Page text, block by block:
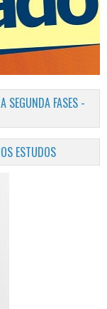
SEGUNDA FASES -
ESTUDOS